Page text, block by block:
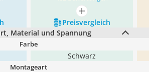
mehr anzeigen
Preis­vergleich
Material und Spannung
Farbe
Schwarz
Montageart